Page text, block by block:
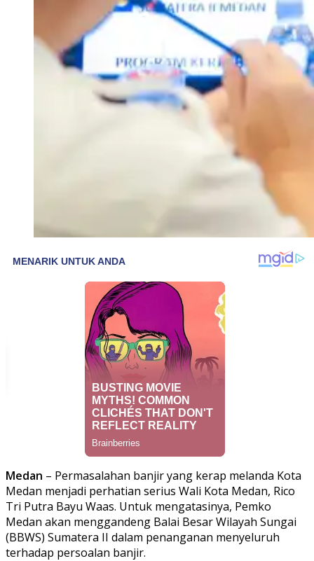
Medan – Permasalahan banjir yang kerap melanda Kota
Medan menjadi perhatian serius Wali Kota Medan, Rico
Tri Putra Bayu Waas. Untuk mengatasinya, Pemko
Medan akan menggandeng Balai Besar Wilayah Sungai
(BBWS) Sumatera II dalam penanganan menyeluruh
terhadap persoalan banjir.